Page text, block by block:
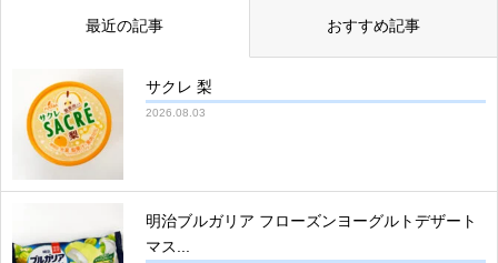
最近の記事 おすすめ記事
サクレ 梨
2026.08.03
明治ブルガリア フローズンヨーグルトデザート
マス...